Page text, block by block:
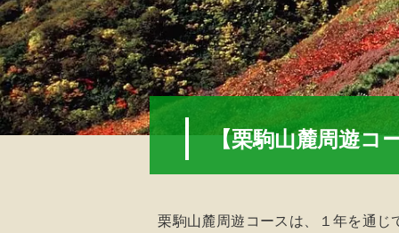
【栗駒山麓周遊コ
栗駒山麓周遊コースは、１年を通